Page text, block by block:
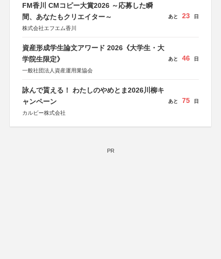
FM香川 CMコピー大賞2026 ～応募した瞬
間、あなたもクリエイター～
株式会社エフエム香川
あと 23 日
資産形成学生論文アワード 2026《大学生・大
学院生限定》
一般社団法人資産運用業協会
あと 46 日
詠んで貰える！ わたしのやめとま2026川柳キ
ャンペーン
カルビー株式会社
あと 75 日
PR